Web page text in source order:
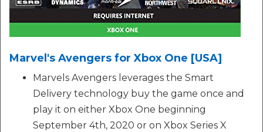
Marvel's Avengers for Xbox One [USA]
Marvels Avengers leverages the Smart
Delivery technology buy the game once and
play it on either Xbox One beginning
September 4th, 2020 or on Xbox Series X